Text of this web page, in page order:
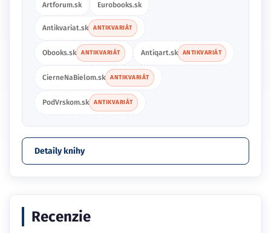
Artforum.sk Eurobooks.sk
Antikvariat.sk ANTIKVARIÁT
Obooks.sk ANTIKVARIÁT Antiqart.sk ANTIKVARIÁT
CierneNaBielom.sk ANTIKVARIÁT
PodVrskom.sk ANTIKVARIÁT
Detaily knihy
Recenzie